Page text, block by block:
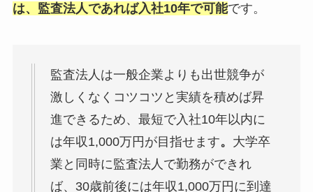
は、監査法人であれば入社10年で可能です。
監査法人は一般企業よりも出世競争が
激しくなくコツコツと実績を積めば昇
進できるため、最短で入社10年以内に
は年収1,000万円が目指せます。 大学卒
業と同時に監査法人で勤務ができれ
ば、30歳前後には年収1,000万円に到達